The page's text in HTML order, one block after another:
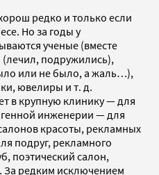
редко и только если
Но за годы у
ученые (вместе
(лечил, подружились),
или не было, а жаль…),
ювелиры и т. д.
в крупную клинику — для
инженерии — для
красоты, рекламных
подруг, рекламного
поэтический салон,
редким исключением